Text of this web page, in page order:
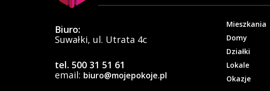
Biuro:
Suwałki, ul. Utrata 4c
tel. 500 31 51 61
email: biuro@mojepokoje.pl
Mieszkania
Domy
Działki
Lokale
Okazje